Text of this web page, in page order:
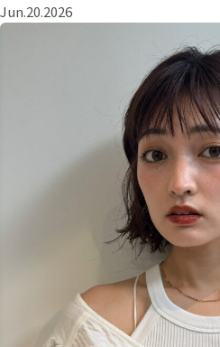
Jun.20.2026